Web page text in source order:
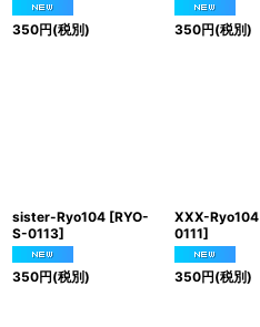
350円(税別) 350円(税別)
sister-Ryo104 [RYO-
S-0113]
350円(税別)
XXX-Ryo104
0111]
350円(税別)